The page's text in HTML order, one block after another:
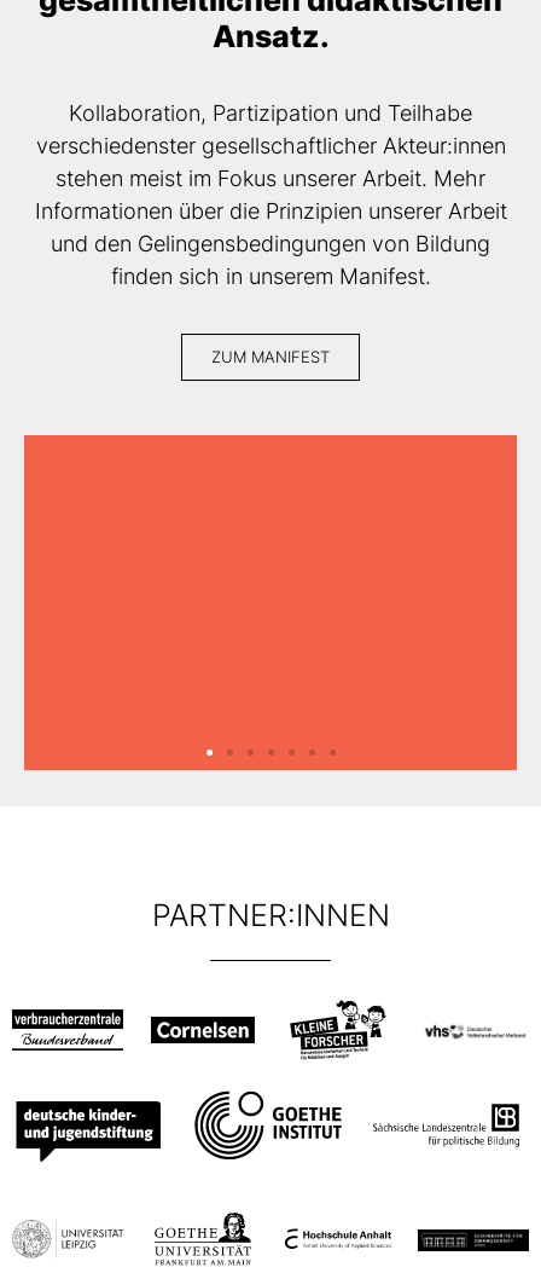
Ansatz.
Kollaboration, Partizipation und Teilhabe
verschiedenster gesellschaftlicher Akteur:innen
stehen meist im Fokus unserer Arbeit. Mehr
Informationen über die Prinzipien unserer Arbeit
und den Gelingensbedingungen von Bildung
finden sich in unserem Manifest.
ZUM MANIFEST
PARTNER:INNEN